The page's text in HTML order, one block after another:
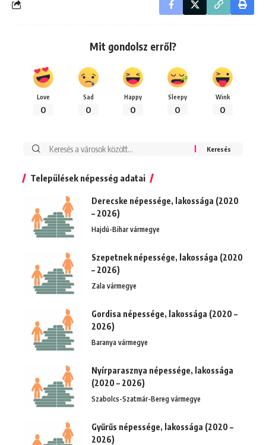
Mit gondolsz erről?
Love
0
Sad
0
Happy
0
Sleepy
0
Wink
0
Keresés:
Települések népesség adatai
Derecske népessége, lakossága (2020
– 2026)
Hajdú-Bihar vármegye
Szepetnek népessége, lakossága (2020
– 2026)
Zala vármegye
Gordisa népessége, lakossága (2020 –
2026)
Baranya vármegye
Nyírparasznya népessége, lakossága
(2020 – 2026)
Szabolcs-Szatmár-Bereg vármegye
Gyűrűs népessége, lakossága (2020 –
2026)